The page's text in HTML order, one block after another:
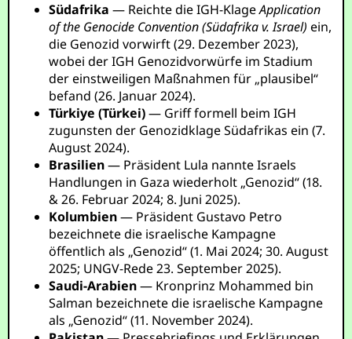
Südafrika — Reichte die IGH-KlageApplication
of the Genocide Convention (Südafrika v. Israel) ein,
die Genozid vorwirft (29. Dezember 2023),
wobei der IGH Genozidvorwürfe im Stadium
der einstweiligen Maßnahmen für „plausibel“
befand (26. Januar 2024).
Türkiye (Türkei)— Griff formell beim IGH
zugunsten der Genozidklage Südafrikas ein (7.
August 2024).
Brasilien— Präsident Lula nannte Israels
Handlungen in Gaza wiederholt „Genozid“ (18.
& 26. Februar 2024; 8. Juni 2025).
Kolumbien— Präsident Gustavo Petro
bezeichnete die israelische Kampagne
öffentlich als „Genozid“ (1. Mai 2024; 30. August
2025; UNGV-Rede 23. September 2025).
Saudi-Arabien— Kronprinz Mohammed bin
Salman bezeichnete die israelische Kampagne
als „Genozid“ (11. November 2024).